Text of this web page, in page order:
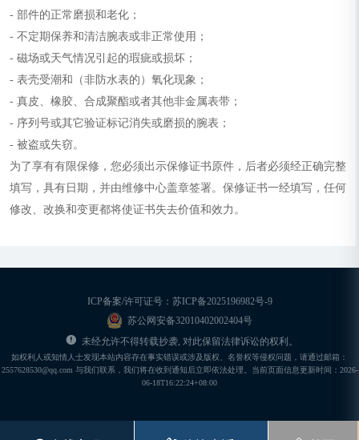
- 部件的正常磨损和老化；
- 不定期保养和清洁腕表或非正常使用；
- 磁场或天气情况引起的瑕疵或损坏；
- 表壳受潮和（非防水表的）氧化现象；
- 真皮、橡胶、合成聚酯或者其他非金属表带；
- 序列号或其它验证标记消失或磨损的腕表；
- 被盗或失窃。
为了享有有限保修，您必须出示保修证书原件，后者必须经正确完整
填写，具有日期，并由维修中心盖章签署。保修证书一经填写，任何
修改、改换和变更都将使证书失去价值和效力。
ICP备案/许可证号：苏ICP备2025196982号-9
苏公网安备32010402002404号
未经允许不得转载抄袭, 对此保留法律诉讼的权利。
如权利人或知情人士发现本站内容存在事实错误或涉及版权、名誉权等侵权问题，请通过邮箱：
2557628530@qq.com 与我们联系，我们将在收到通知后立即依法处理。当前页面信息更新时间：2026-
06-18T16:22:24+08:00